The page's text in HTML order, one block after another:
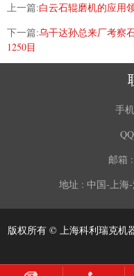
上一篇:白云石辊磨机的应用
下一篇:乌干达孙总来厂考察
1250目
手
邮箱 :
地址 : 中国-上海
版权所有 © 上海科利瑞克机